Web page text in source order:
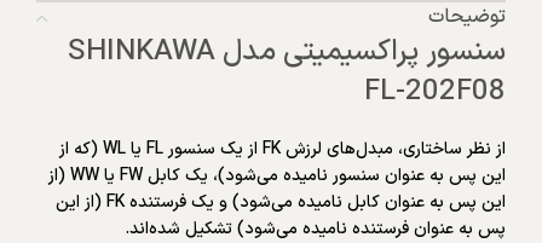
توضیحات
سنسور پراکسیمیتی مدل SHINKAWA
FL-202F08
از نظر ساختاری، مبدل‌های لرزش FK از یک سنسور FL یا WL (که از
این پس به عنوان سنسور نامیده می‌شود)، یک کابل FW یا WW (از
این پس به عنوان کابل نامیده می‌شود) و یک فرستنده FK (از این
پس به عنوان فرستنده نامیده می‌شود) تشکیل شده‌اند.